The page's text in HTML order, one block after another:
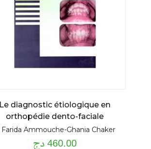
Le diagnostic étiologique en
orthopédie dento-faciale
Farida Ammouche-Ghania Chaker
460.00 دج